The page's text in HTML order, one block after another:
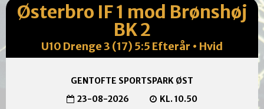
Østerbro IF 1 mod Brønshøj
BK 2
U10 Drenge 3 (17) 5:5 Efterår • Hvid
GENTOFTE SPORTSPARK ØST
23-08-2026
KL. 10.50